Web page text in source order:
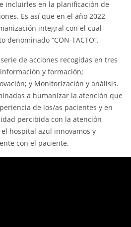
incluirles en la planificación de
Es así que en el año 2022
integral con el cual
“CON-TACTO”.
de acciones recogidas en tres
y formación;
y Monitorización y análisis.
a humanizar la atención que
de los/as pacientes y en
percibida con la atención
hospital azul innovamos y
con el paciente.